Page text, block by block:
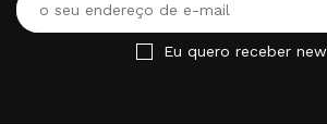
Eu quero receber